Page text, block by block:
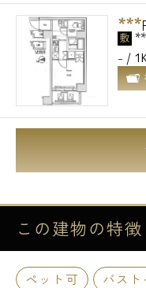
***
敷
- /
この建物の特徴
ペット可 バスト